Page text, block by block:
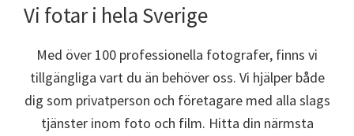
Vi fotar i hela Sverige
Med över 100 professionella fotografer, finns vi
tillgängliga vart du än behöver oss. Vi hjälper både
dig som privatperson och företagare med alla slags
tjänster inom foto och film. Hitta din närmsta